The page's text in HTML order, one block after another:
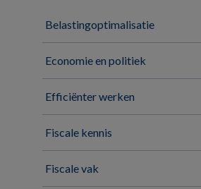
Belastingoptimalisatie
Economie en politiek
Efficiënter werken
Fiscale kennis
Fiscale vak